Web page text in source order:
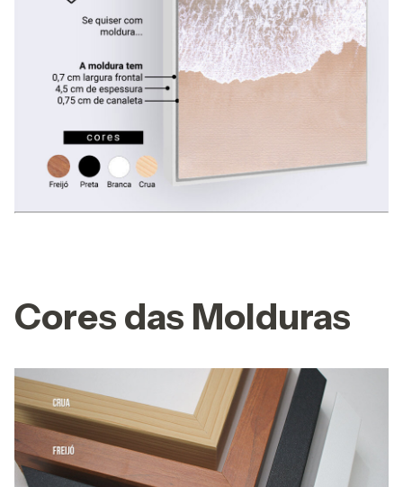
Cores das Molduras